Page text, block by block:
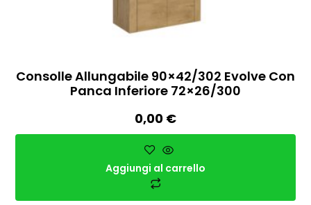
Consolle Allungabile 90×42/302 Evolve Con
Panca Inferiore 72×26/300
0,00 €
Aggiungi al carrello